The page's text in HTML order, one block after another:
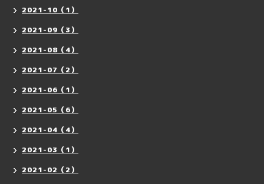
2021-10（1）
2021-09（3）
2021-08（4）
2021-07（2）
2021-06（1）
2021-05（6）
2021-04（4）
2021-03（1）
2021-02（2）